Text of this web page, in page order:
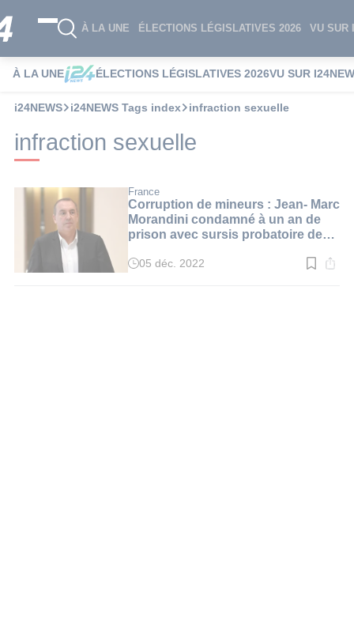
À LA UNE ÉLECTIONS LÉGISLATIVES 2026 VU SUR
À LA UNE ÉLECTIONS LÉGISLATIVES 2026VU SUR
i24NEWS i24NEWS Tags index infraction sexuelle
infraction sexuelle
France
Corruption de mineurs : Jean- Marc
Morandini condamné à un an de
prison avec sursis probatoire de
Temps
05 déc. 2022